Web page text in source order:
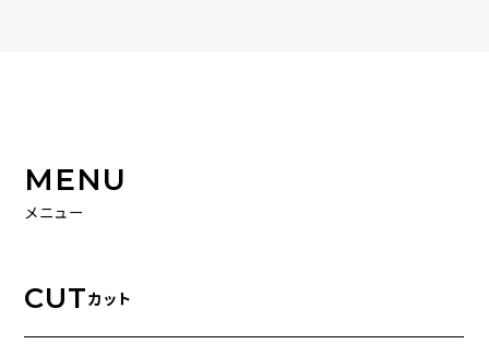
MENU
メニュー
CUTカット